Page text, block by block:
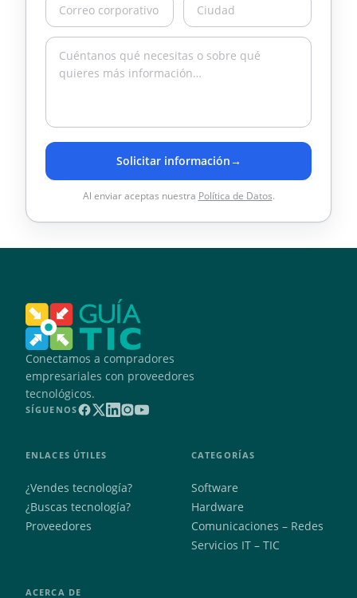
Solicitar información→
Al enviar aceptas nuestra Política de Datos.
Conectamos a compradores
empresariales con proveedores
tecnológicos.
SÍGUENOS
ENLACES ÚTILES
¿Vendes tecnología?
¿Buscas tecnología?
Proveedores
CATEGORÍAS
Software
Hardware
Comunicaciones – Redes
Servicios IT – TIC
ACERCA DE